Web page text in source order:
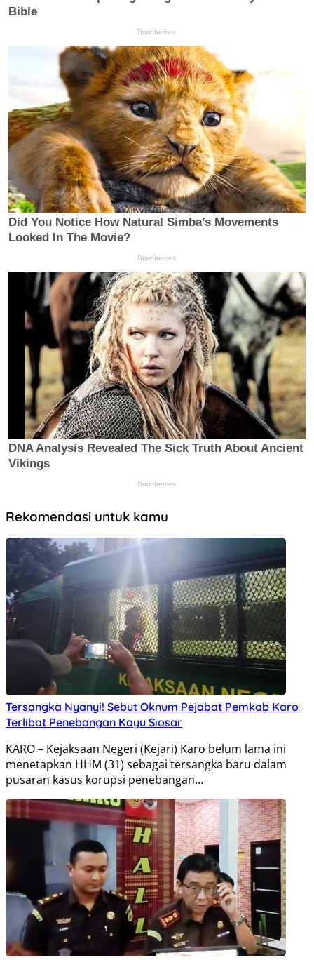
Rekomendasi untuk kamu
Tersangka Nyanyi! Sebut Oknum Pejabat Pemkab Karo
Terlibat Penebangan Kayu Siosar
KARO – Kejaksaan Negeri (Kejari) Karo belum lama ini
menetapkan HHM (31) sebagai tersangka baru dalam
pusaran kasus korupsi penebangan…